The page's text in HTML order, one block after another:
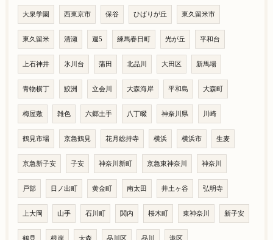
大泉学園 西東京市 保谷 ひばりが丘 東久留米市
東久留米 清瀬 週5 練馬春日町 光が丘 平和台
上石神井 氷川台 蒲田 北品川 大田区 新馬場
青物横丁 鮫洲 立会川 大森海岸 平和島 大森町
梅屋敷 雑色 六郷土手 八丁畷 神奈川県 川崎
鶴見市場 京急鶴見 花月総持寺 横浜 横浜市 生麦
京急新子安 子安 神奈川新町 京急東神奈川 神奈川
戸部 日ノ出町 黄金町 南太田 井土ヶ谷 弘明寺
上大岡 山手 石川町 関内 桜木町 東神奈川 新子安
鶴見 根岸 大森 品川区 品川 港区